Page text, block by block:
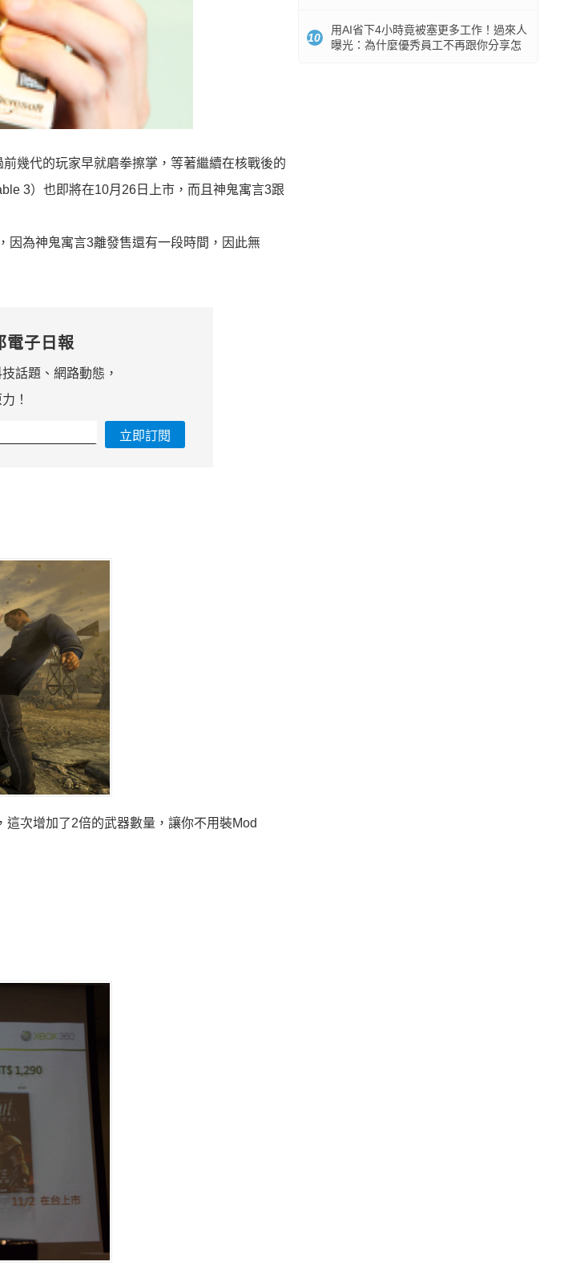
幾代的玩家早就磨拳擦掌，等著繼續在核戰後的
3）也即將在10月 26 日上市，而且神鬼寓言3跟
因為神鬼寓言3離發售還有一段時間，因此無
電子日報
話題、網路動態，
！
立即訂閱
次增加了2倍的武器數量，讓你不用裝Mod
10
用AI省下4小時竟被塞更多工作！過來人
曝光：為什麼優秀員工不再跟你分享怎